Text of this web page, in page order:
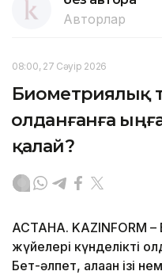
Авторлар
08:00, 27 Сәуір 2026
Биометриялық
Қолданғанға
қалай?
АСТАНА. KAZINFORM –
жүйелері күнделікті
Бет-әлпет, алақан ізі